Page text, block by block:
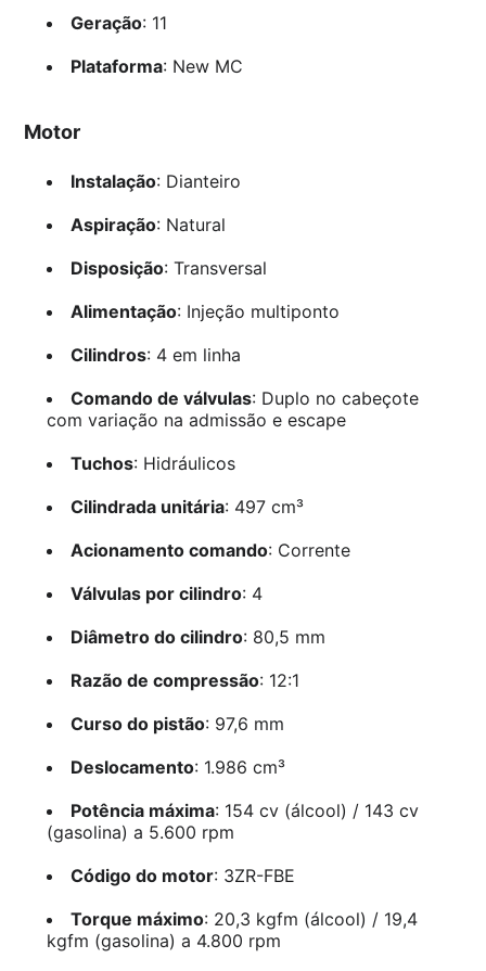
Geração: 11
Plataforma: New MC
Motor
Instalação: Dianteiro
Aspiração: Natural
Disposição: Transversal
Alimentação: Injeção multiponto
Cilindros: 4 em linha
Comando de válvulas: Duplo no cabeçote
com variação na admissão e escape
Tuchos: Hidráulicos
Cilindrada unitária: 497 cm³
Acionamento comando: Corrente
Válvulas por cilindro: 4
Diâmetro do cilindro: 80,5 mm
Razão de compressão: 12:1
Curso do pistão: 97,6 mm
Deslocamento: 1.986 cm³
Potência máxima: 154 cv (álcool) / 143 cv
(gasolina) a 5.600 rpm
Código do motor: 3ZR-FBE
Torque máximo: 20,3 kgfm (álcool) / 19,4
kgfm (gasolina) a 4.800 rpm